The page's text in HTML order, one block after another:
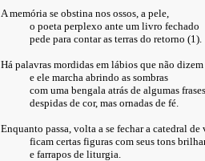
A memória se obstina nos ossos, a pele,
o poeta perplexo ante um livro fechado
pede para contar as terras do retorno (1).
Há palavras mordidas em lábios que não dizem
e ele marcha abrindo as sombras
com uma bengala atrás de algumas
despidas de cor, mas ornadas de fé.
Enquanto passa, volta a se fechar a catedral de
ficam certas figuras com seus tons
e farrapos de liturgia.